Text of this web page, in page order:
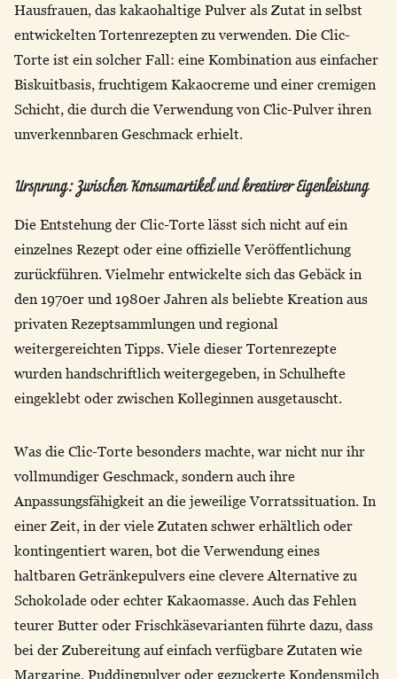
Hausfrauen, das kakaohaltige Pulver als Zutat in selbst
entwickelten Tortenrezepten zu verwenden. Die Clic-
Torte ist ein solcher Fall: eine Kombination aus einfacher
Biskuitbasis, fruchtigem Kakaocreme und einer cremigen
Schicht, die durch die Verwendung von Clic-Pulver ihren
unverkennbaren Geschmack erhielt.
Ursprung: Zwischen Konsumartikel und kreativer Eigenleistung
Die Entstehung der Clic-Torte lässt sich nicht auf ein
einzelnes Rezept oder eine offizielle Veröffentlichung
zurückführen. Vielmehr entwickelte sich das Gebäck in
den 1970er und 1980er Jahren als beliebte Kreation aus
privaten Rezeptsammlungen und regional
weitergereichten Tipps. Viele dieser Tortenrezepte
wurden handschriftlich weitergegeben, in Schulhefte
eingeklebt oder zwischen Kolleginnen ausgetauscht.
Was die Clic-Torte besonders machte, war nicht nur ihr
vollmundiger Geschmack, sondern auch ihre
Anpassungsfähigkeit an die jeweilige Vorratssituation. In
einer Zeit, in der viele Zutaten schwer erhältlich oder
kontingentiert waren, bot die Verwendung eines
haltbaren Getränkepulvers eine clevere Alternative zu
Schokolade oder echter Kakaomasse. Auch das Fehlen
teurer Butter oder Frischkäsevarianten führte dazu, dass
bei der Zubereitung auf einfach verfügbare Zutaten wie
Margarine, Puddingpulver oder gezuckerte Kondensmilch